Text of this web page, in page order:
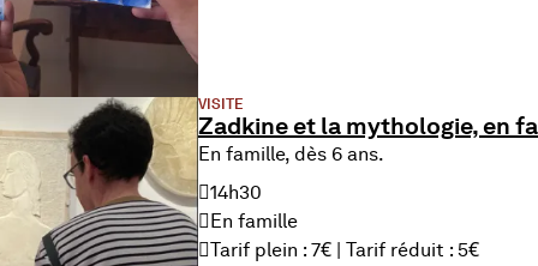
VISITE
Zadkine et la mythologie, en
En famille, dès 6 ans.
14h30
En famille
Tarif plein : 7€ | Tarif réduit : 5€